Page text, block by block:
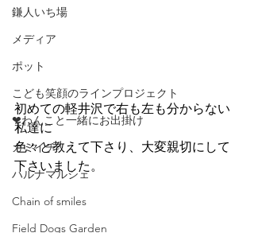
鎌人いち場
メディア
ポット
こども笑顔のラインプロジェクト
❤わんこと一緒にお出掛け
カミイチ
ハルナマルシェ
Chain of smiles
Field Dogs Garden
初めての軽井沢で右も左も分からない
私達に
色々と教えて下さり、大変親切にして
下さいました。